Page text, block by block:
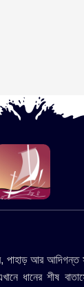
পাহাড় আর
ধানের শীষ